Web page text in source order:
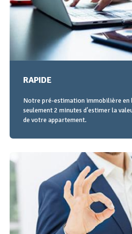
RAPIDE
Notre pré-estimation immobilière en
seulement 2 minutes d'estimer la
de votre appartement.